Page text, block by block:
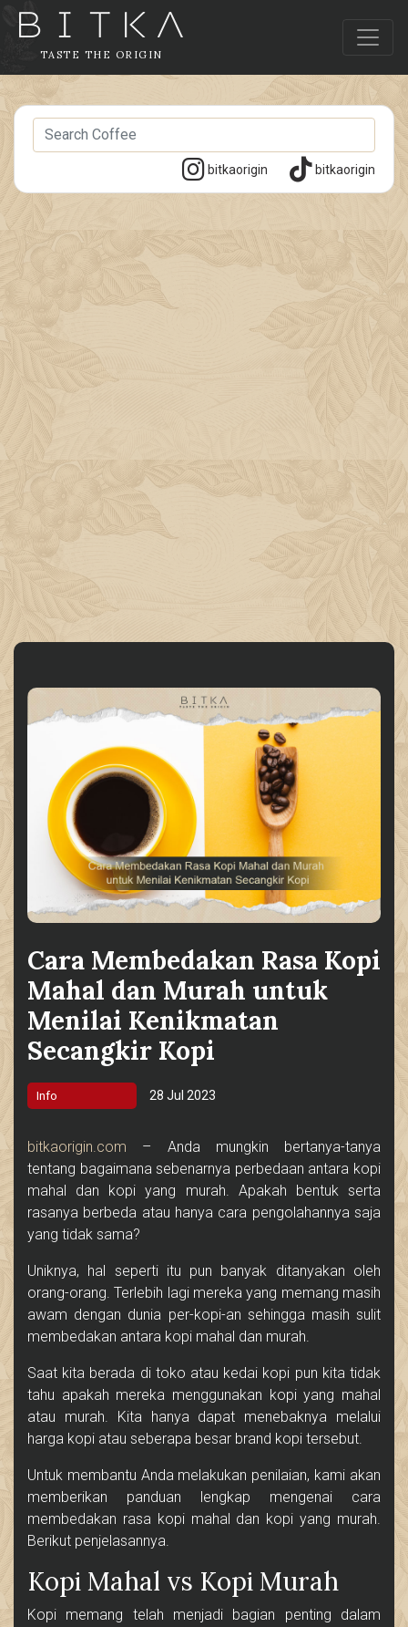
TASTE THE ORIGIN
bitkaorigin bitkaorigin
Cara Membedakan Rasa Kopi
Mahal dan Murah untuk
Menilai Kenikmatan
Secangkir Kopi
Info 28 Jul 2023
bitkaorigin.com – Anda mungkin bertanya-tanya
tentang bagaimana sebenarnya perbedaan antara kopi
mahal dan kopi yang murah. Apakah bentuk serta
rasanya berbeda atau hanya cara pengolahannya saja
yang tidak sama?
Uniknya, hal seperti itu pun banyak ditanyakan oleh
orang-orang. Terlebih lagi mereka yang memang masih
awam dengan dunia per-kopi-an sehingga masih sulit
membedakan antara kopi mahal dan murah.
Saat kita berada di toko atau kedai kopi pun kita tidak
tahu apakah mereka menggunakan kopi yang mahal
atau murah. Kita hanya dapat menebaknya melalui
harga kopi atau seberapa besar brand kopi tersebut.
Untuk membantu Anda melakukan penilaian, kami akan
memberikan panduan lengkap mengenai cara
membedakan rasa kopi mahal dan kopi yang murah.
Berikut penjelasannya.
Kopi Mahal vs Kopi Murah
Kopi memang telah menjadi bagian penting dalam